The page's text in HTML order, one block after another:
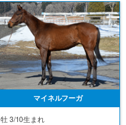
マイネルフーガ
牡 3/10生まれ